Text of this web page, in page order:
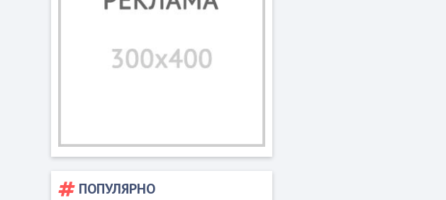
ПОПУЛЯРНО